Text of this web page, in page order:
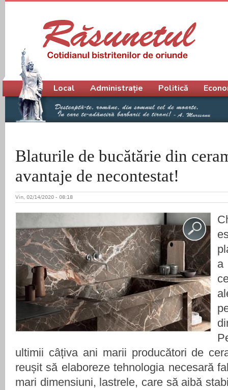
Blaturile de bucătărie din
avantaje de necontestat!
Vin, 02/14/2020 - 08:18
a
ultimii câțiva ani marii producători de
reușit să elaboreze tehnologia necesară
mari dimensiuni, lastrele, care să aibă
Meniu principal
Local Administrație Politică